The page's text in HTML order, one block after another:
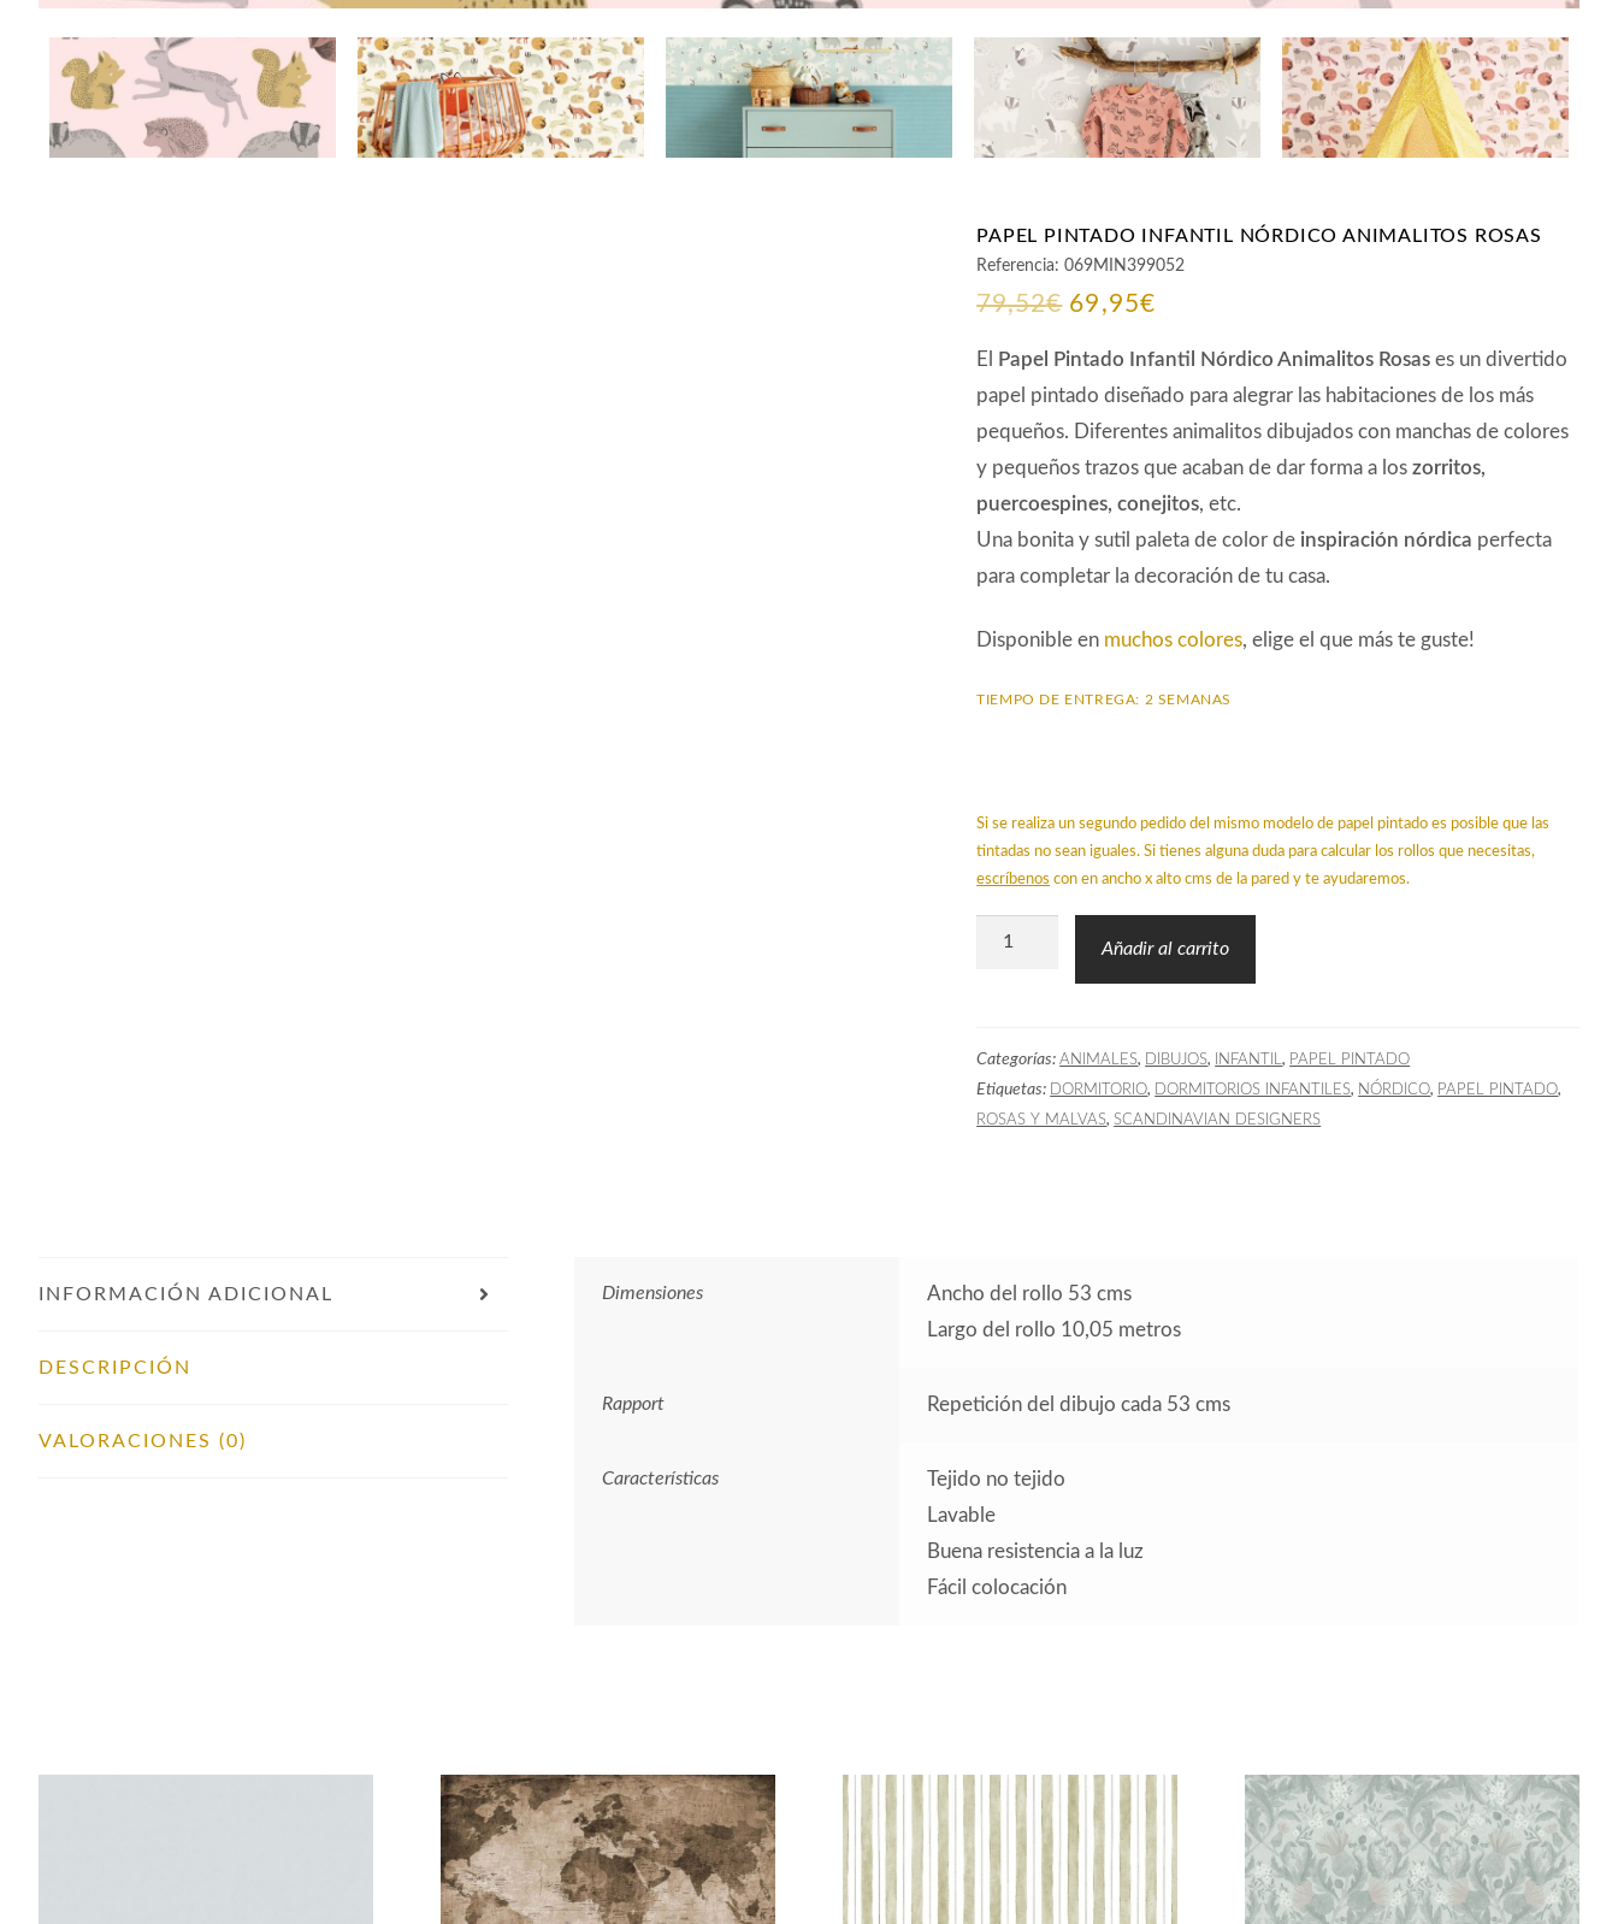
PAPEL PINTADO INFANTIL NÓRDICO ANIMALITOS ROSAS
Referencia:069MIN399052
79,52€ El
precio
original
era:
79,52€.
69,95€El
precio
actual
es:
69,95€.
El Papel Pintado Infantil Nórdico Animalitos Rosases un divertido
papel pintado diseñado para alegrar las habitaciones de los más
pequeños. Diferentes animalitos dibujados con manchas de colores
y pequeños trazos que acaban de dar forma a los zorritos,
puercoespines, conejitos, etc.
Una bonita y sutil paleta de color de inspiración nórdica perfecta
para completar la decoración de tu casa.
Disponible en muchos colores, elige el que más te guste!
TIEMPO DE ENTREGA: 2 SEMANAS
Si se realiza un segundo pedido del mismo modelo de papel pintado es posible que las
tintadas no sean iguales. Si tienes alguna duda para calcular los rollos que necesitas,
escríbenos con en ancho x alto cms de la pared y te ayudaremos.
Papel
Animalitos
Rosas
cantidad
Añadir al carrito
Categorías:ANIMALES, DIBUJOS, INFANTIL, PAPEL PINTADO
Etiquetas: DORMITORIO, DORMITORIOS INFANTILES, NÓRDICO, PAPEL PINTADO,
ROSAS Y MALVAS,SCANDINAVIAN DESIGNERS
INFORMACIÓN ADICIONAL
DESCRIPCIÓN
VALORACIONES (0)
Dimensiones
Ancho del rollo 53 cms
Largo del rollo 10,05 metros
Rapport Repetición del dibujo cada 53 cms
Características
Tejido no tejido
Lavable
Buena resistencia a la luz
Fácil colocación